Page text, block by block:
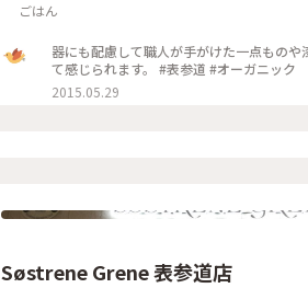
ごはん
器にも配慮して職人が手がけた一点もの
て感じられます。 #表参道 #オーガニック
2015.05.29
Søstrene Grene 表参道店